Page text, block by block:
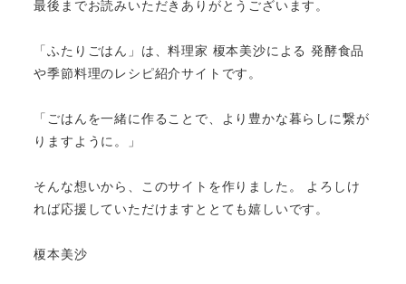
最後までお読みいただきありがとうございます。
「ふたりごはん」は、料理家 榎本美沙による 発酵食品
や季節料理のレシピ紹介サイトです。
「ごはんを一緒に作ることで、より豊かな暮らしに繋が
りますように。」
そんな想いから、このサイトを作りました。 よろしけ
れば応援していただけますととても嬉しいです。
榎本美沙